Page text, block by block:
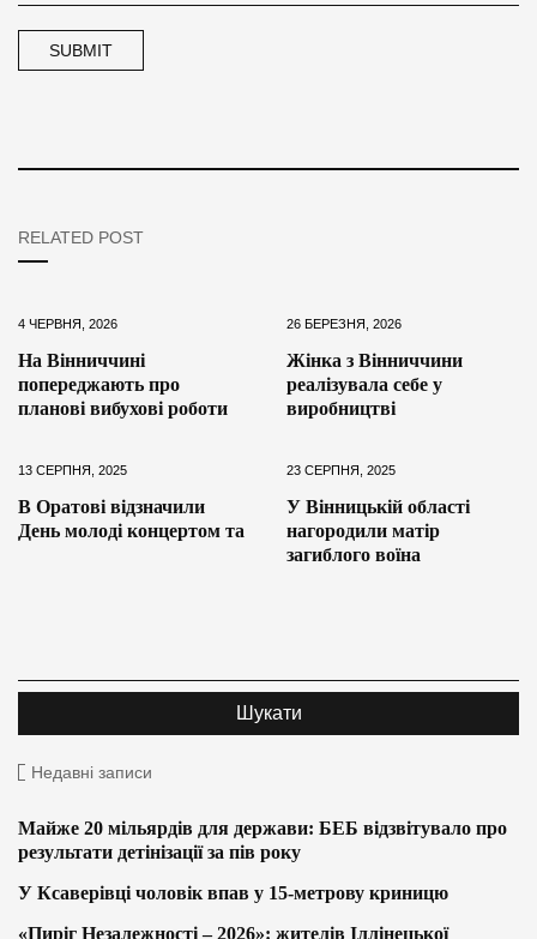
RELATED POST
4 ЧЕРВНЯ, 2026
На Вінниччині
попереджають про
планові вибухові роботи
26 БЕРЕЗНЯ, 2026
Жінка з Вінниччини
реалізувала себе у
виробництві
13 СЕРПНЯ, 2025
В Оратові відзначили
День молоді концертом та
23 СЕРПНЯ, 2025
У Вінницькій області
нагородили матір
загиблого воїна
Недавні записи
Майже 20 мільярдів для держави: БЕБ відзвітувало про
результати детінізації за пів року
У Ксаверівці чоловік впав у 15-метрову криницю
«Пиріг Незалежності – 2026»: жителів Іллінецької